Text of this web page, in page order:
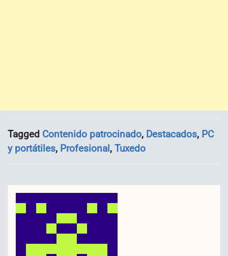
Tagged Contenido patrocinado, Destacados, PC
y portátiles, Profesional, Tuxedo